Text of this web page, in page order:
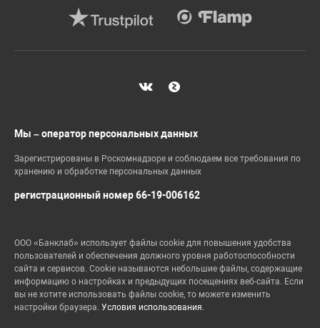
Мы – оператор персональных данных
Зарегистрированы в Роскомнадзоре и соблюдаем все требования по
хранению и обработке персональных данных
регистрационный номер 66-19-006162
ООО «Банклаб» использует файлы cookie для повышения удобства
пользователей и обеспечения должного уровня работоспособности
сайта и сервисов. Cookie называются небольшие файлы, содержащие
информацию о настройках и предыдущих посещениях веб-сайта. Если
вы не хотите использовать файлы cookie, то можете изменить
настройки браузера. Условия использования.